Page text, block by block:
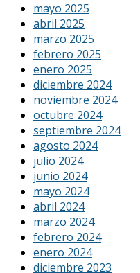
mayo 2025
abril 2025
marzo 2025
febrero 2025
enero 2025
diciembre 2024
noviembre 2024
octubre 2024
septiembre 2024
agosto 2024
julio 2024
junio 2024
mayo 2024
abril 2024
marzo 2024
febrero 2024
enero 2024
diciembre 2023